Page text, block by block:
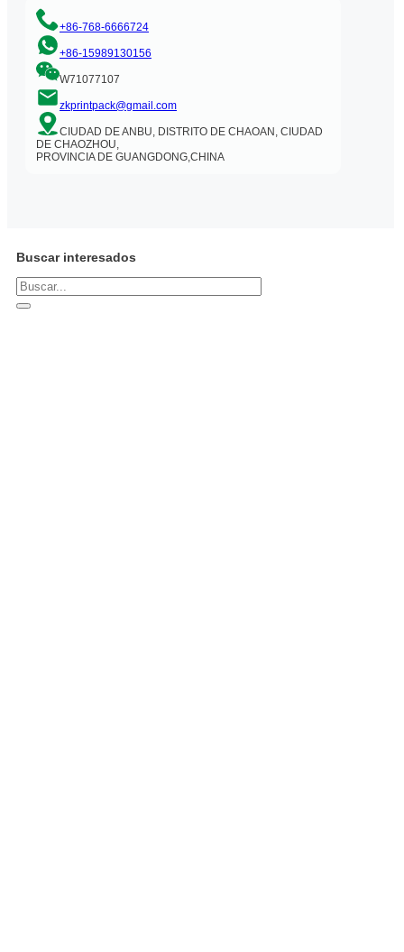
+86-768-6666724
+86-15989130156
W71077107
zkprintpack@gmail.com
CIUDAD DE ANBU, DISTRITO DE CHAOAN, CIUDAD
DE CHAOZHOU,
PROVINCIA DE GUANGDONG,CHINA
Buscar interesados
Buscar